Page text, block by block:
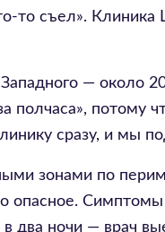
то съел».
— около
полчаса», потому
сразу, и мы
зонами по
опасное.
два ночи — врач